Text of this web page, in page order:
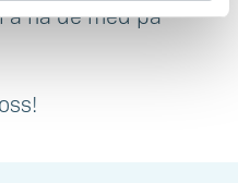
ha de med på